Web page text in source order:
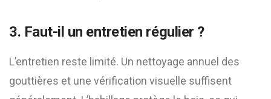
3. Faut-il un entretien régulier ?
L’entretien reste limité. Un nettoyage annuel des
gouttières et une vérification visuelle suffisent